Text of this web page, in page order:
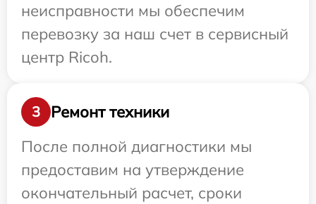
неисправности мы обеспечим
перевозку за наш счет в сервисный
центр Ricoh.
3
Ремонт техники
После полной диагностики мы
предоставим на утверждение
окончательный расчет, сроки